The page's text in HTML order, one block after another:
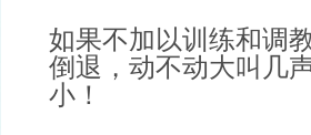
如果不加以训练和调
倒退，动不动大叫几
小！